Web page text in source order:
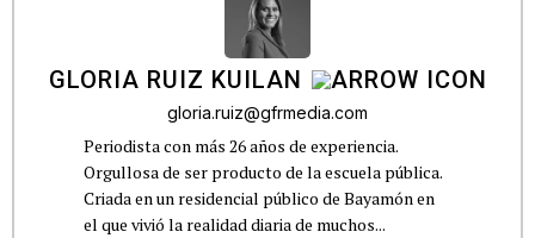
GLORIA RUIZ KUILAN
gloria.ruiz@gfrmedia.com
Periodista con más 26 años de experiencia.
Orgullosa de ser producto de la escuela pública.
Criada en un residencial público de Bayamón en
el que vivió la realidad diaria de muchos...